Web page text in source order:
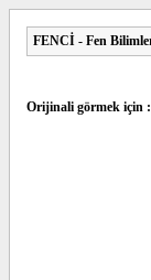
FENCİ - Fen
Orijinali görmek için :